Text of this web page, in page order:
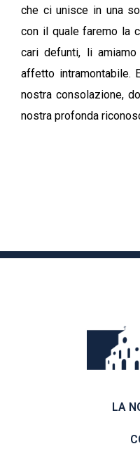
che ci unisce in una
con il quale faremo la
cari defunti, li
affetto intramontabile.
nostra consolazione,
nostra profonda
+
LA